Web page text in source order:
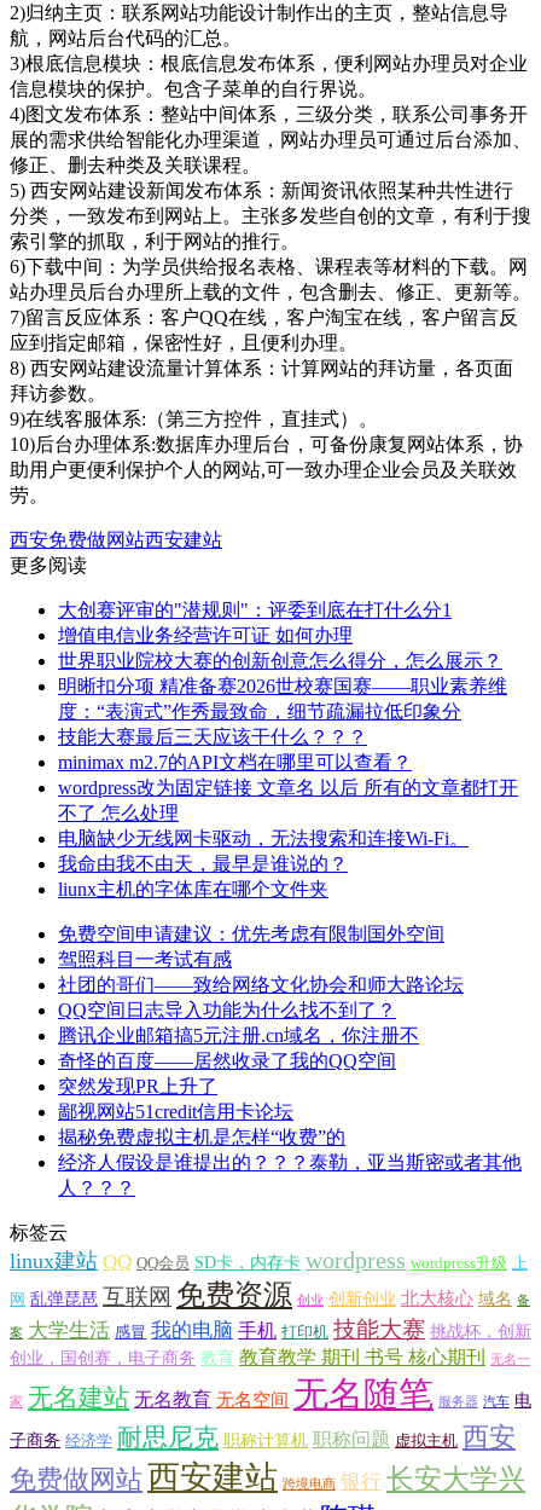
2)归纳主页：联系网站功能设计制作出的主页，整站信息导
航，网站后台代码的汇总。
3)根底信息模块：根底信息发布体系，便利网站办理员对企业
信息模块的保护。包含子菜单的自行界说。
4)图文发布体系：整站中间体系，三级分类，联系公司事务开
展的需求供给智能化办理渠道，网站办理员可通过后台添加、
修正、删去种类及关联课程。
5) 西安网站建设新闻发布体系：新闻资讯依照某种共性进行
分类，一致发布到网站上。主张多发些自创的文章，有利于搜
索引擎的抓取，利于网站的推行。
6)下载中间：为学员供给报名表格、课程表等材料的下载。网
站办理员后台办理所上载的文件，包含删去、修正、更新等。
7)留言反应体系：客户QQ在线，客户淘宝在线，客户留言反
应到指定邮箱，保密性好，且便利办理。
8) 西安网站建设流量计算体系：计算网站的拜访量，各页面
拜访参数。
9)在线客服体系:（第三方控件，直挂式）。
10)后台办理体系:数据库办理后台，可备份康复网站体系，协
助用户更便利保护个人的网站,可一致办理企业会员及关联效
劳。
西安免费做网站西安建站
更多阅读
大创赛评审的"潜规则"：评委到底在打什么分1
增值电信业务经营许可证 如何办理
世界职业院校大赛的创新创意怎么得分，怎么展示？
明晰扣分项 精准备赛2026世校赛国赛——职业素养维
度：“表演式”作秀最致命，细节疏漏拉低印象分
技能大赛最后三天应该干什么？？？
minimax m2.7的API文档在哪里可以查看？
wordpress改为固定链接 文章名 以后 所有的文章都打开
不了 怎么处理
电脑缺少无线网卡驱动，无法搜索和连接Wi-Fi。
我命由我不由天，最早是谁说的？
liunx主机的字体库在哪个文件夹
免费空间申请建议：优先考虑有限制国外空间
驾照科目一考试有感
社团的哥们——致给网络文化协会和师大路论坛
QQ空间日志导入功能为什么找不到了？
腾讯企业邮箱搞5元注册.cn域名，你注册不
奇怪的百度——居然收录了我的QQ空间
突然发现PR上升了
鄙视网站51credit信用卡论坛
揭秘免费虚拟主机是怎样“收费”的
经济人假设是谁提出的？？？泰勒，亚当斯密或者其他
人？？？
标签云
linux建站 QQ QQ会员 SD卡，内存卡 wordpress wordpress升级 上
网 乱弹琵琶 互联网 免费资源 创业 创新创业 北大核心 域名 备
案 大学生活 感冒 我的电脑 手机 打印机 技能大赛 挑战杯，创新
创业，国创赛，电子商务 教育 教育教学 期刊 书号 核心期刊 无名一
家 无名建站 无名教育 无名空间 无名随笔 服务器 汽车 电
子商务 经济学 耐思尼克 职称计算机 职称问题 虚拟主机 西安
免费做网站西安建站 跨境电商 银行 长安大学兴